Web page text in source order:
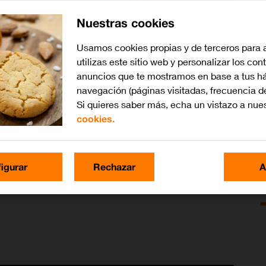
Nuestras cookies
Usamos cookies propias y de terceros para
utilizas este sitio web y personalizar los
anuncios que te mostramos en base a tus
navegación (páginas visitadas, frecuencia
Si quieres saber más, echa un vistazo a
cookies.
Rechazar